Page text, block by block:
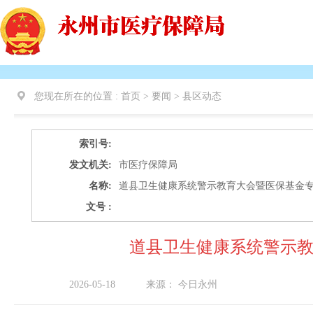
您现在所在的位置 : 首页 > 要闻 > 县区动态
索引号:
发文机关:
市医疗保障局
名称:
道县卫生健康系统警示教育大会暨医保基金
文号 :
道县卫生健康系统警示
2026-05-18 来源： 今日永州